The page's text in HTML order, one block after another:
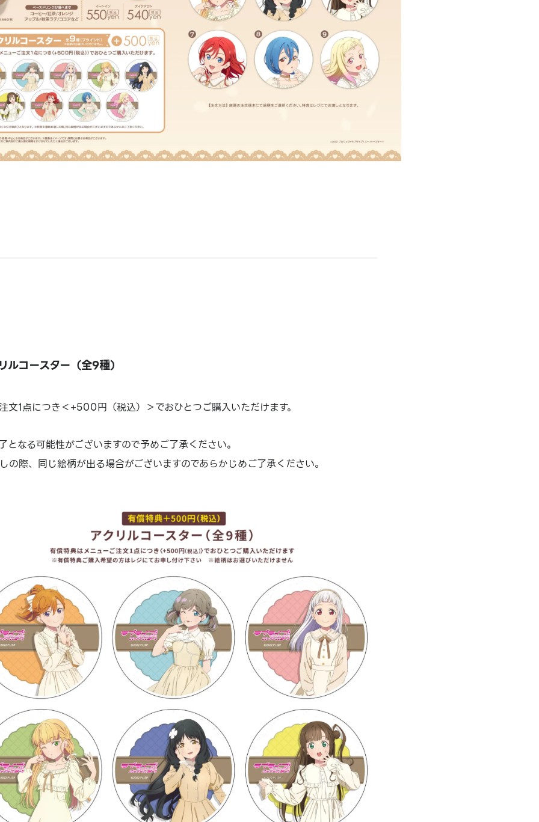
ルコースター（全9種）
文1点につき＜+500円（税込）＞でおひとつご購入いただけます。
なる可能性がございますので予めご了承ください。
際、同じ絵柄が出る場合がございますのであらかじめご了承ください。